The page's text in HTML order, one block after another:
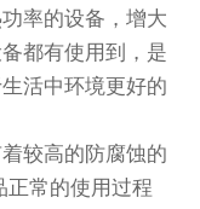
率的设备，增大
都有使用到，是
活中环境更好的
较高的防腐蚀的
正常的使用过程